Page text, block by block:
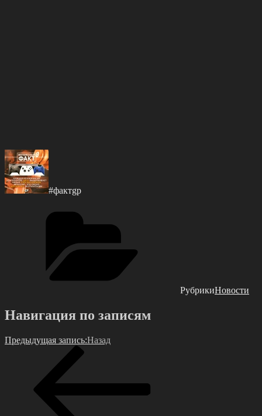
#фактgр
РубрикиНовости
Навигация по записям
Предыдущая запись:Назад